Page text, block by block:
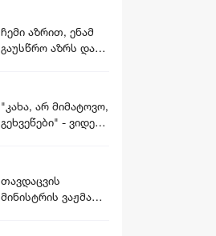
საქმეზე
არასრულწლოვნები
ჩემი აზრით, ენამ
გაუსწრო აზრს და
გიორგი ბარამიძის
პატრიოტიზმია -
"კახა, არ მიმატოვო,
გეხვეწები" - ვიდეო,
დაკარგული ბიჭის
ხმა ისმის
თავდაცვის
მინისტრის ვაჟმა